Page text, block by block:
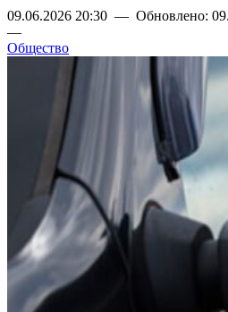
09.06.2026 20:30 — Обновлено:
—
Общество